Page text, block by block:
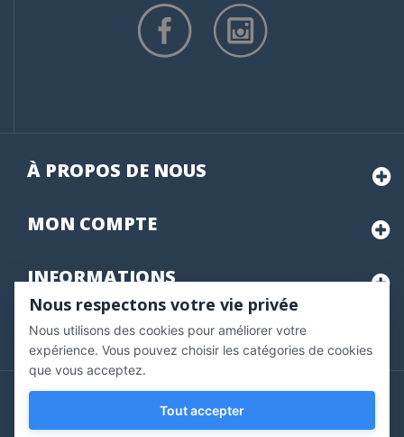
À PROPOS DE NOUS
MON COMPTE
INFORMATIONS
Marchand approuvé par la Société des Avis Garantis,
pour vérifier .
Copyright © 2020 Vernazobres Grego - tous droits
réservés.
Nous respectons votre vie privée
Nous utilisons des cookies pour améliorer votre
expérience. Vous pouvez choisir les catégories de cookies
que vous acceptez.
Tout accepter